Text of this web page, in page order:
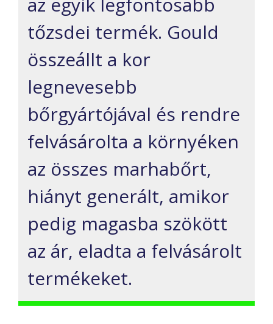
tőzsdei termék. Gould
összeállt a kor
legnevesebb
bőrgyártójával és rendre
felvásárolta a környéken
az összes marhabőrt,
hiányt generált, amikor
pedig magasba szökött
az ár, eladta a felvásárolt
termékeket.